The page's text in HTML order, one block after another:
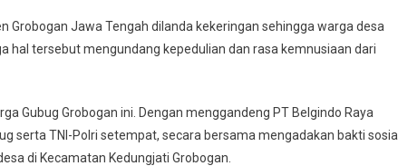
Grobogan Jawa Tengah dilanda kekeringan sehingga warga desa
hal tersebut mengundang kepedulian dan rasa kemnusiaan dari
Gubug Grobogan ini. Dengan menggandeng PT Belgindo Raya
serta TNI-Polri setempat, secara bersama mengadakan bakti sosial
di Kecamatan Kedungjati Grobogan.